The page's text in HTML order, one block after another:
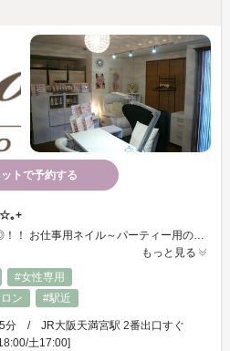
トで予約する
☆｡+
駅から徒歩5分以内とアクセス◎！！ お仕事用ネイル～パーティー用のネイル･･･ 様々なシーンに合わせたネイルを提供いたします♪。+ 指先から「キレイ」をLinoでぜひ☆ﾐ
もっと見る
#女性専用
ン
#駅近
5分 / JR大阪天満宮駅 2番出口すぐ
土17:00]